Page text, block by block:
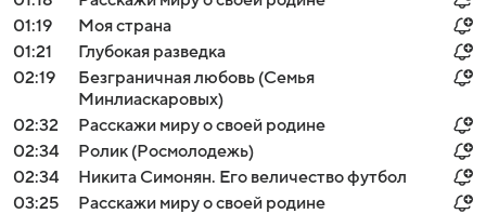
01:19
Моя страна
01:21
Глубокая разведка
02:19
Безграничная любовь (Семья
Минлиаскаровых)
02:32
Расскажи миру о своей родине
02:34
Ролик (Росмолодежь)
02:34
Никита Симонян. Его величество футбол
03:25
Расскажи миру о своей родине